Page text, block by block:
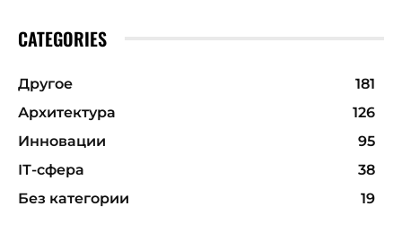
CATEGORIES
Другое
181
Архитектура
126
Инновации
95
ІТ-сфера
38
Без категории
19